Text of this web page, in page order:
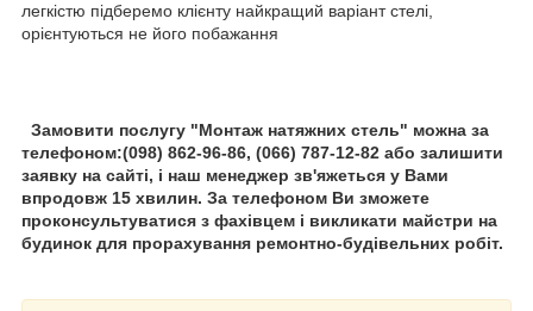
легкістю підберемо клієнту найкращий варіант стелі,
орієнтуються не його побажання
Замовити послугу "Монтаж натяжних стель" можна за
телефоном:(098) 862-96-86, (066) 787-12-82 або залишити
заявку на сайті, і наш менеджер зв'яжеться у Вами
впродовж 15 хвилин. За телефоном Ви зможете
проконсультуватися з фахівцем і викликати майстри на
будинок для прорахування ремонтно-будівельних робіт.